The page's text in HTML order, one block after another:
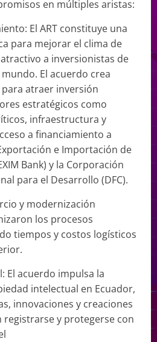
en múltiples aristas:
El ART constituye una
para mejorar el clima de
a inversionistas de
El acuerdo crea
atraer inversión
estratégicos como
infraestructura y
a financiamiento a
e Importación de
Bank) y la Corporación
para el Desarrollo (DFC).
y modernización
los procesos
tiempos y costos logísticos
El acuerdo impulsa la
intelectual en Ecuador,
innovaciones y creaciones
registrarse y protegerse con